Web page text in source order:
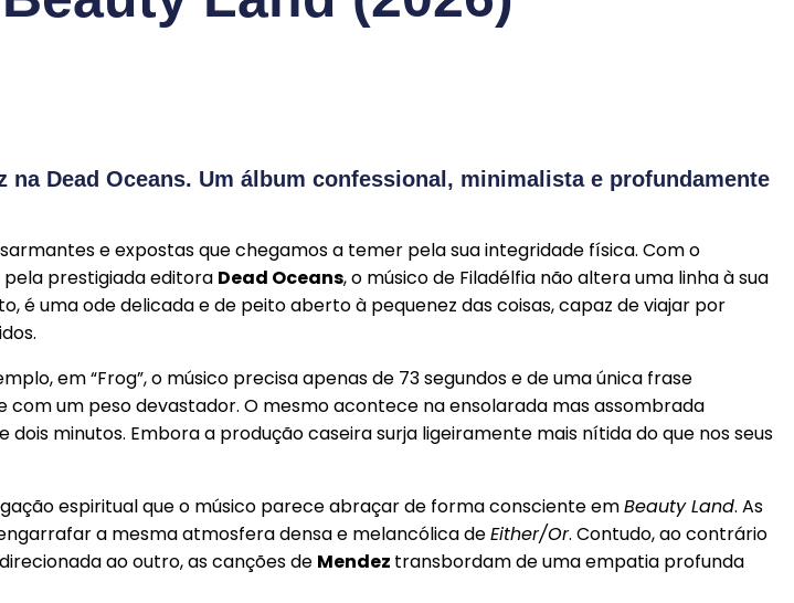
Dead Oceans. Um álbum confessional, minimalista e profundamente
e expostas que chegamos a temer pela sua integridade física. Com o
pela prestigiada editora Dead Oceans, o músico de Filadélfia não altera uma linha à sua
é uma ode delicada e de peito aberto à pequenez das coisas, capaz de viajar por
em “Frog”, o músico precisa apenas de 73 segundos e de uma única frase
um peso devastador. O mesmo acontece na ensolarada mas assombrada
minutos. Embora a produção caseira surja ligeiramente mais nítida do que nos seus
espiritual que o músico parece abraçar de forma consciente emBeauty Land. As
a mesma atmosfera densa e melancólica deEither/Or. Contudo, ao contrário
ao outro, as canções de Mendez transbordam de uma empatia profunda